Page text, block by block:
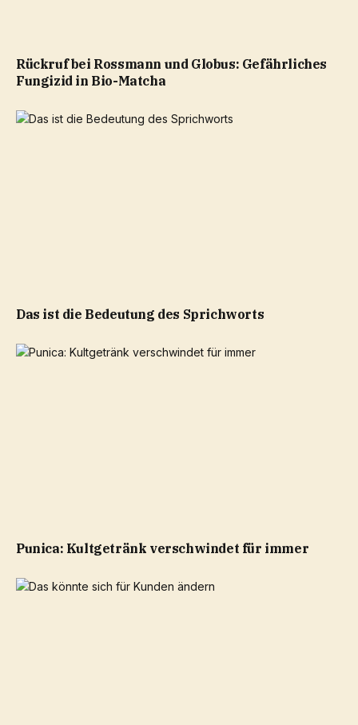
Rückruf bei Rossmann und Globus: Gefährliches
Fungizid in Bio-Matcha
Das ist die Bedeutung des Sprichworts
Punica: Kultgetränk verschwindet für immer